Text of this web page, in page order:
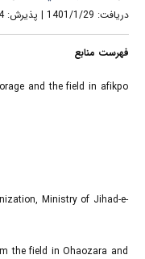
دریافت: 1401/1/29 | پذیرش: 1401/2/24 | انتشار: 1400/12/10
فهرست منابع
and the field in afikpo
Ministry of Jihad-e-
the field in Ohaozara and